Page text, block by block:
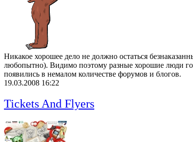
Никакое хорошее дело не должно остаться
любопытно). Видимо поэтому разные хорошие люди
появились в немалом количестве форумов и блогов.
19.03.2008 16:22
Tickets And Flyers